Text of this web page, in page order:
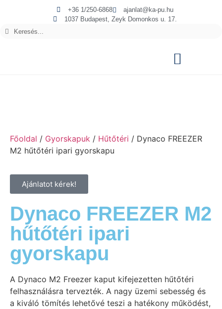
+36 1/250-6868
ajanlat@ka-pu.hu
1037 Budapest, Zeyk Domonkos u. 17.
Főoldal / Gyorskapuk / Hűtőtéri / Dynaco FREEZER
M2 hűtőtéri ipari gyorskapu
Ajánlatot kérek!
Dynaco FREEZER M2
hűtőtéri ipari
gyorskapu
A Dynaco M2 Freezer kaput kifejezetten hűtőtéri
felhasználásra tervezték. A nagy üzemi sebesség és
a kiváló tömítés lehetővé teszi a hatékony működést,